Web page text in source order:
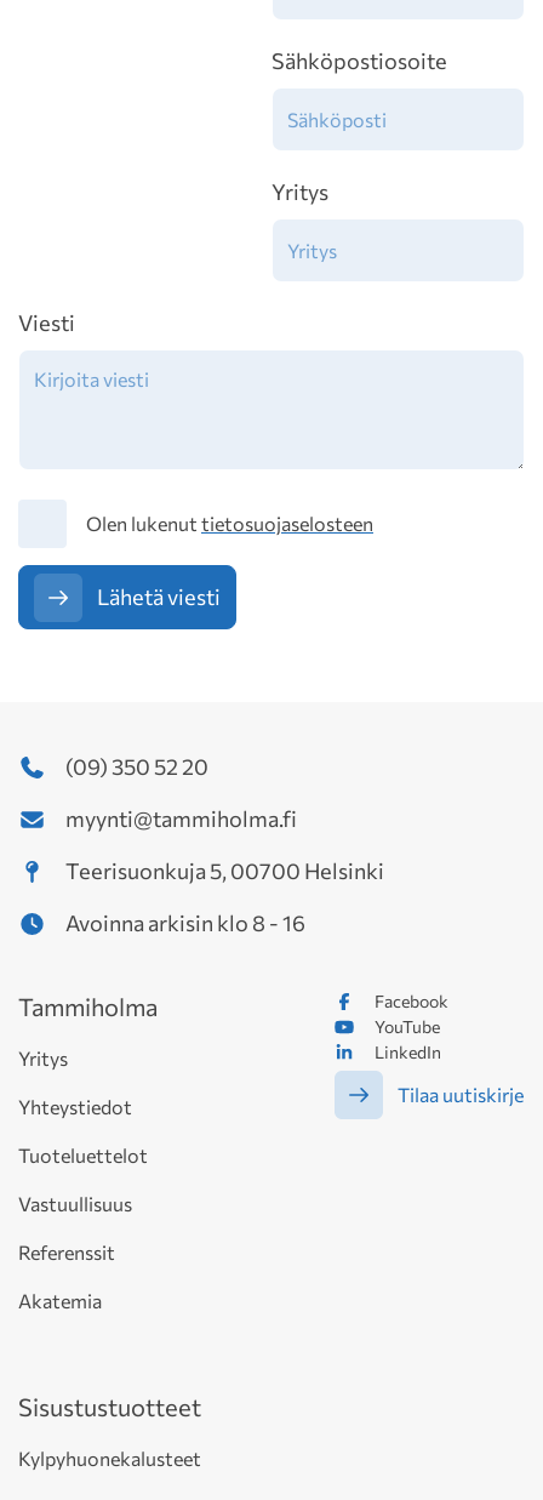
Sähköpostiosoite
Yritys
Viesti
TietosuojaOlen lukenut tietosuojaselosteen
Lähetä viesti
(09) 350 52 20
myynti@tammiholma.fi
Teerisuonkuja 5, 00700 Helsinki
Avoinna arkisin klo 8 - 16
Facebook
YouTube
LinkedIn
Tilaa uutiskirje
Tammiholma
Yritys
Yhteystiedot
Tuoteluettelot
Vastuullisuus
Referenssit
Akatemia
Sisustustuotteet
Kylpyhuonekalusteet